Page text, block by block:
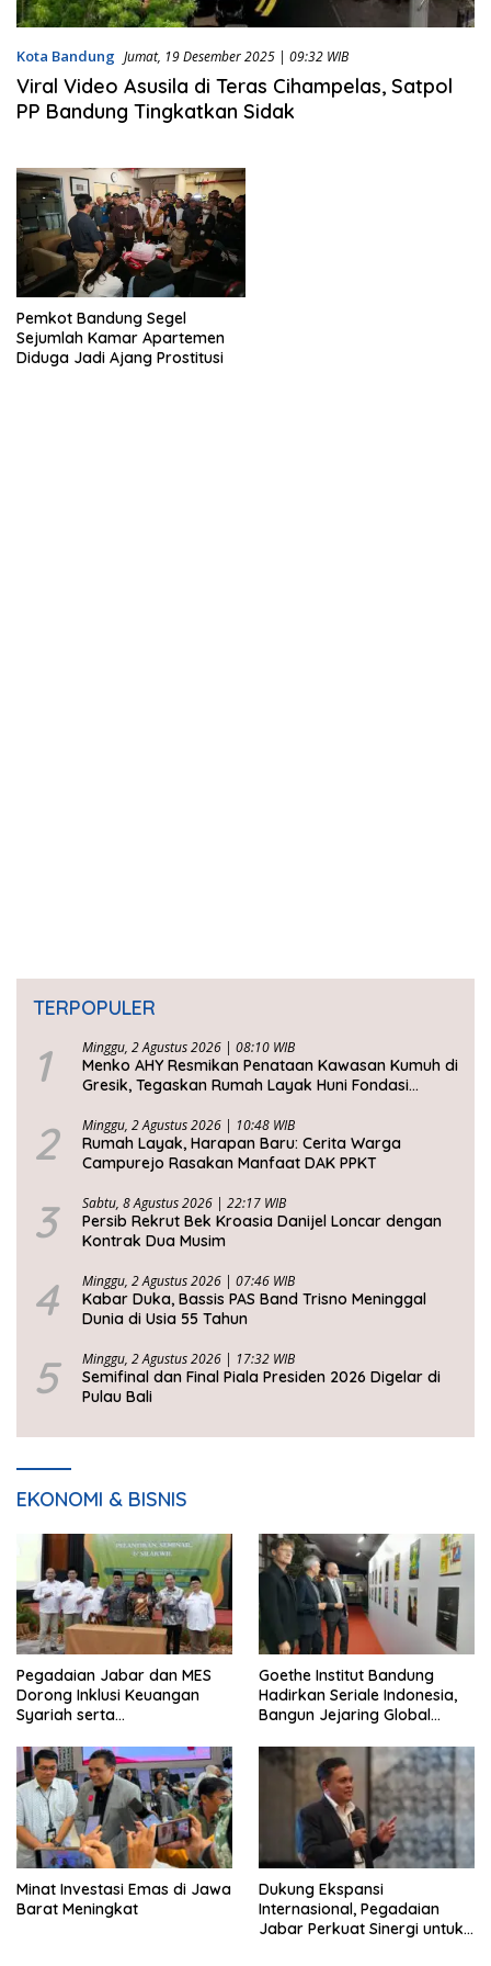
Kota Bandung Jumat, 19 Desember 2025 | 09:32 WIB
Viral Video Asusila di Teras Cihampelas, Satpol
PP Bandung Tingkatkan Sidak
Pemkot Bandung Segel
Sejumlah Kamar Apartemen
Diduga Jadi Ajang Prostitusi
TERPOPULER
1 Minggu, 2 Agustus 2026 | 08:10 WIB
Menko AHY Resmikan Penataan Kawasan Kumuh di
Gresik, Tegaskan Rumah Layak Huni Fondasi
2 Minggu, 2 Agustus 2026 | 10:48 WIB
Rumah Layak, Harapan Baru: Cerita Warga
Campurejo Rasakan Manfaat DAK PPKT
3 Sabtu, 8 Agustus 2026 | 22:17 WIB
Persib Rekrut Bek Kroasia Danijel Loncar dengan
Kontrak Dua Musim
4 Minggu, 2 Agustus 2026 | 07:46 WIB
Kabar Duka, Bassis PAS Band Trisno Meninggal
Dunia di Usia 55 Tahun
5 Minggu, 2 Agustus 2026 | 17:32 WIB
Semifinal dan Final Piala Presiden 2026 Digelar di
Pulau Bali
EKONOMI & BISNIS
Pegadaian Jabar dan MES
Dorong Inklusi Keuangan
Syariah serta
Goethe Institut Bandung
Hadirkan Seriale Indonesia,
Bangun Jejaring Global
Minat Investasi Emas di Jawa
Barat Meningkat
Dukung Ekspansi
Internasional, Pegadaian
Jabar Perkuat Sinergi untuk